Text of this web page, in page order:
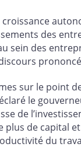
croissance
des
sein des
sur le point
le
de
plus de capital
du